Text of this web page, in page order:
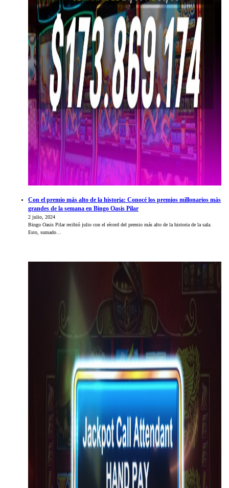
Con el premio más alto de la historia: Conocé los premios millonarios más
grandes de la semana en Bingo Oasis Pilar
2 julio, 2024
Bingo Oasis Pilar recibió julio con el récord del premio más alto de la historia de la sala.
Esto, sumado…